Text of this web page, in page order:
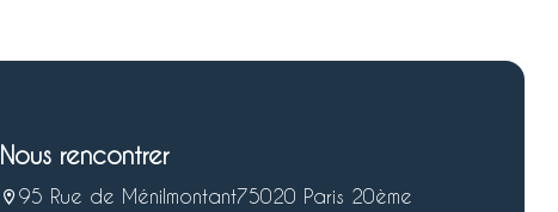
Nous rencontrer
95 Rue de Ménilmontant75020 Paris 20ème